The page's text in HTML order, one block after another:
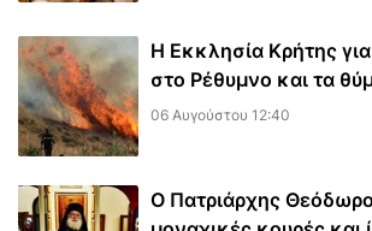
Η Εκκλησία Κρήτης για
στο Ρέθυμνο και τα
06 Αυγούστου 12:40
Ο Πατριάρχης